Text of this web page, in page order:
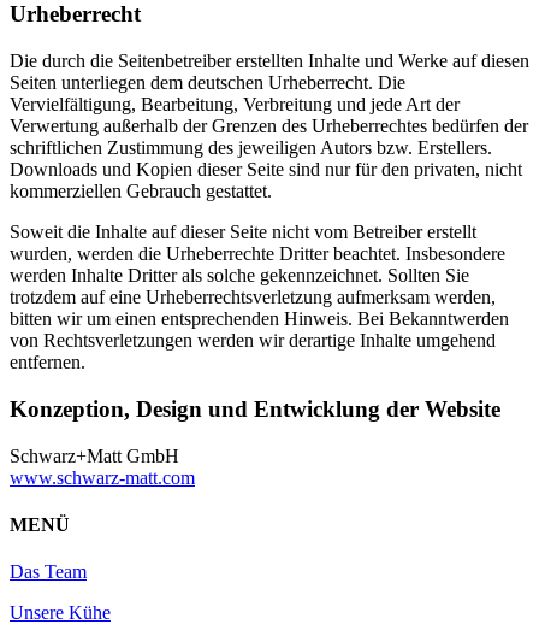
Urheberrecht
Die durch die Seitenbetreiber erstellten Inhalte und Werke auf diesen
Seiten unterliegen dem deutschen Urheberrecht. Die
Vervielfältigung, Bearbeitung, Verbreitung und jede Art der
Verwertung außerhalb der Grenzen des Urheberrechtes bedürfen der
schriftlichen Zustimmung des jeweiligen Autors bzw. Erstellers.
Downloads und Kopien dieser Seite sind nur für den privaten, nicht
kommerziellen Gebrauch gestattet.
Soweit die Inhalte auf dieser Seite nicht vom Betreiber erstellt
wurden, werden die Urheberrechte Dritter beachtet. Insbesondere
werden Inhalte Dritter als solche gekennzeichnet. Sollten Sie
trotzdem auf eine Urheberrechtsverletzung aufmerksam werden,
bitten wir um einen entsprechenden Hinweis. Bei Bekanntwerden
von Rechtsverletzungen werden wir derartige Inhalte umgehend
entfernen.
Konzeption, Design und Entwicklung der Website
Schwarz+Matt GmbH
www.schwarz-matt.com
MENÜ
Das Team
Unsere Kühe